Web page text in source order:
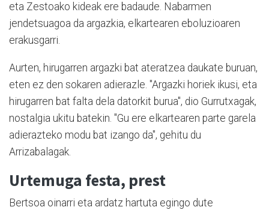
eta Zestoako kideak ere badaude. Nabarmen
jendetsuagoa da argazkia, elkartearen eboluzioaren
erakusgarri.
Aurten, hirugarren argazki bat ateratzea daukate buruan,
eten ez den sokaren adierazle. "Argazki horiek ikusi, eta
hirugarren bat falta dela datorkit burua", dio Gurrutxagak,
nostalgia ukitu batekin. "Gu ere elkartearen parte garela
adierazteko modu bat izango da", gehitu du
Arrizabalagak.
Urtemuga festa, prest
Bertsoa oinarri eta ardatz hartuta egingo dute